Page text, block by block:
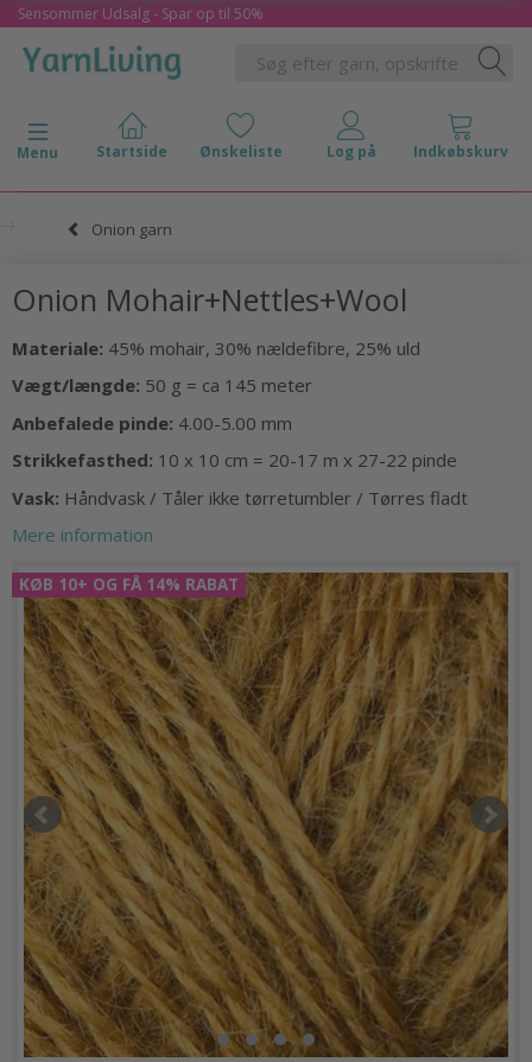
Sensommer Udsalg - Spar op til 50%
Skifte navigation
Menu
Onion garn
Onion Mohair+Nettles+Wool
Materiale: 45% mohair, 30% nældefibre, 25% uld
Vægt/længde: 50 g = ca 145 meter
Anbefalede pinde: 4.00-5.00 mm
Strikkefasthed: 10 x 10 cm = 20-17 m x 27-22 pinde
Vask: Håndvask / Tåler ikke tørretumbler / Tørres fladt
Mere information
KØB 10+ OG FÅ 14% RABAT